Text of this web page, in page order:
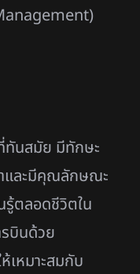
นสมัย มีทักษะ
และมีคุณลักษณะ
ตลอดชีวิตใน
บินด้วย
เหมาะสมกับ